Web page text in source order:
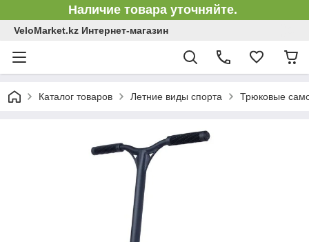
Наличие товара уточняйте.
VeloMarket.kz Интернет-магазин
Каталог товаров Летние виды спорта Трюковые